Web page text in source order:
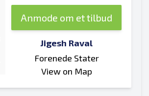
Anmode om et tilbud
Jigesh Raval
Forenede Stater
View on Map